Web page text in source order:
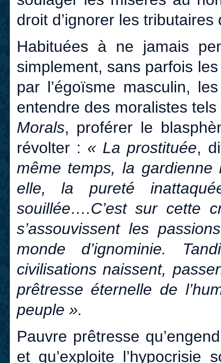
droit d’ignorer les
Habituées à ne jamais
simplement, sans parfois
par l’égoïsme masculin,
entendre des moralistes
Morals, proférer le
révolter : « La prostituée,
même temps, la
elle, la pureté
souillée….C’est sur cette
s’assouvissent les
monde d’ignominie.
civilisations naissent,
prêtresse éternelle de
peuple ».
Pauvre prêtresse
et qu’exploite l’hypocrisie